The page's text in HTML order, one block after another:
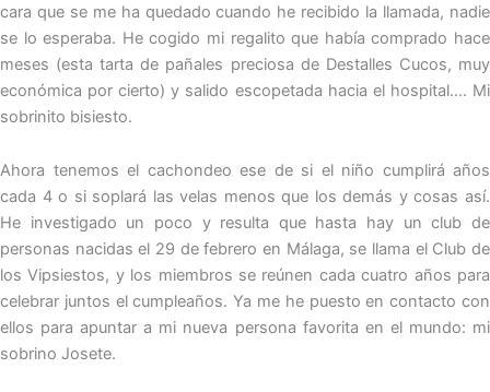
cara que se me ha quedado cuando he recibido la llamada, nadie
se lo esperaba. He cogido mi regalito que había comprado hace
meses (esta tarta de pañales preciosa de Destalles Cucos, muy
económica por cierto) y salido escopetada hacia el hospital…. Mi
sobrinito bisiesto.
Ahora tenemos el cachondeo ese de si el niño cumplirá años
cada 4 o si soplará las velas menos que los demás y cosas así.
He investigado un poco y resulta que hasta hay un club de
personas nacidas el 29 de febrero en Málaga, se llama el Club de
los Vipsiestos, y los miembros se reúnen cada cuatro años para
celebrar juntos el cumpleaños. Ya me he puesto en contacto con
ellos para apuntar a mi nueva persona favorita en el mundo: mi
sobrino Josete.